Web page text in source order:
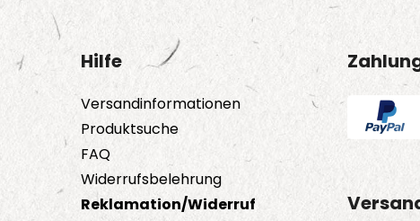
Hilfe
Versandinformationen
Produktsuche
FAQ
Widerrufsbelehrung
Reklamation/Widerruf